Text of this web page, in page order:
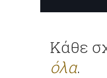
Κάθε
όλα.